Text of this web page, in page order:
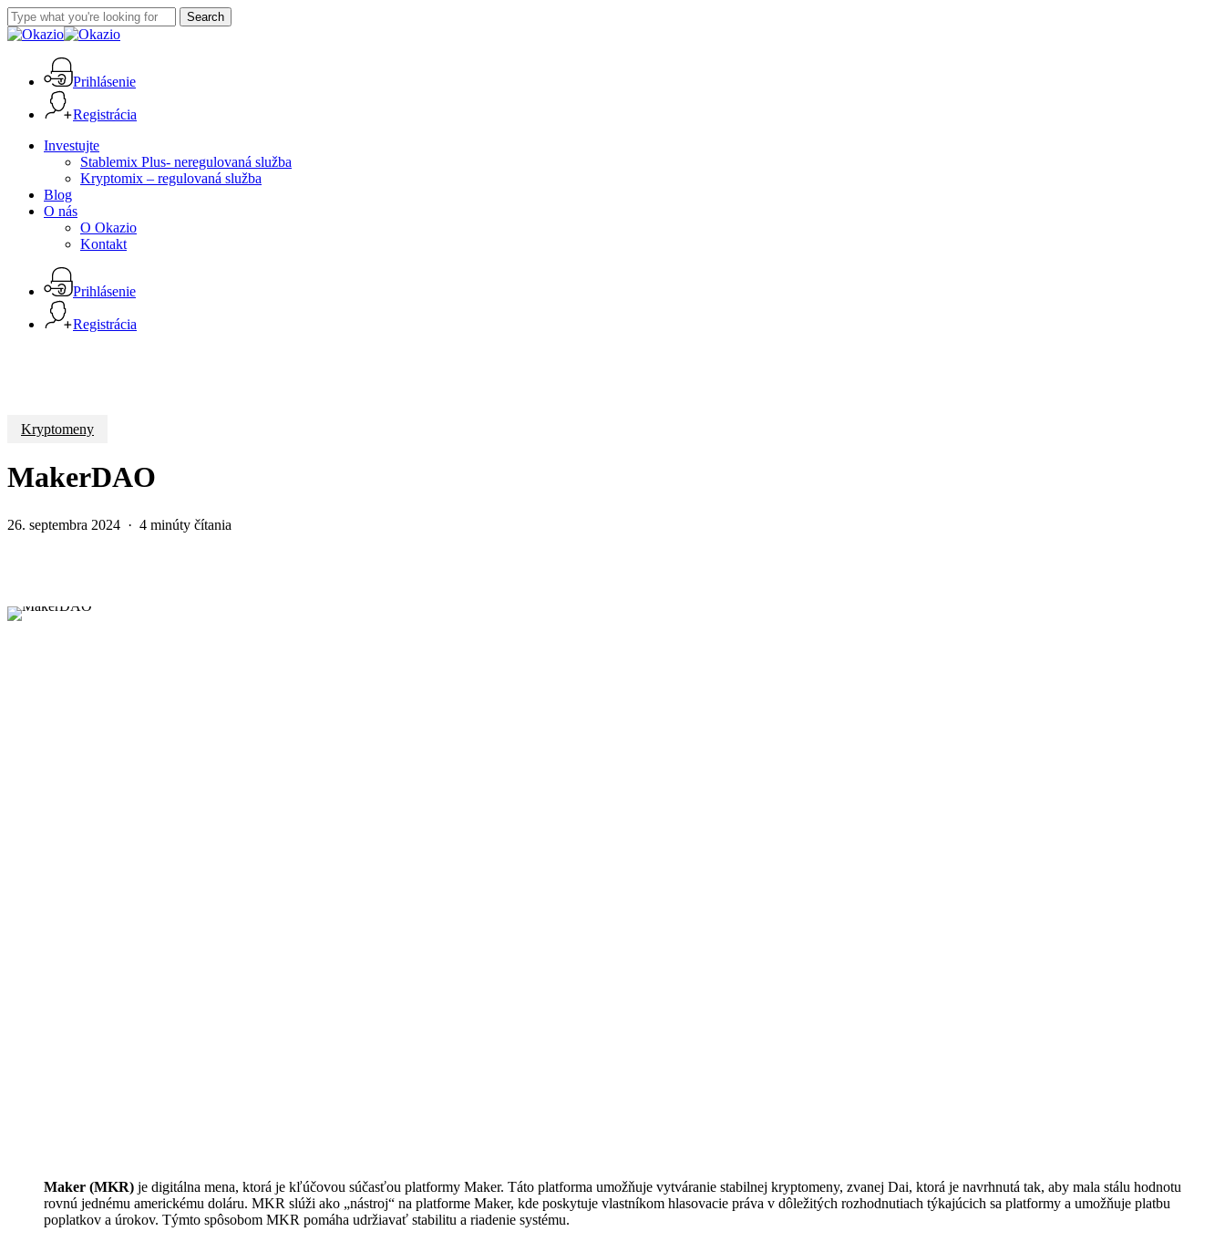
Skip
to
Search
Close
Prihlásenie
Registrácia
Menu
Investujte
Stablemix Plus- neregulovaná služba
Kryptomix – regulovaná služba
Blog
O nás
O Okazio
Kontakt
Prihlásenie
Registrácia
Kryptomeny
MakerDAO
26. septembra 2024 4 minúty čítania
Maker (MKR) je digitálna mena, ktorá je kľúčovou súčasťou platformy Maker. Táto platforma umožňuje vytváranie stabilnej kryptomeny, zvanej Dai, ktorá je navrhnutá tak, aby mala stálu hodnotu
rovnú jednému americkému doláru. MKR slúži ako „nástroj“ na platforme Maker, kde poskytuje vlastníkom hlasovacie práva v dôležitých rozhodnutiach týkajúcich sa platformy a umožňuje platbu
poplatkov a úrokov. Týmto spôsobom MKR pomáha udržiavať stabilitu a riadenie systému.